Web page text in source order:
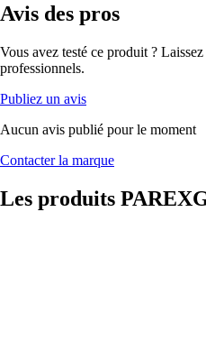
Avis des pros
Vous avez testé ce produit ?
professionnels.
Publiez un avis
Aucun avis publié pour le moment
Contacter la marque
Les produits